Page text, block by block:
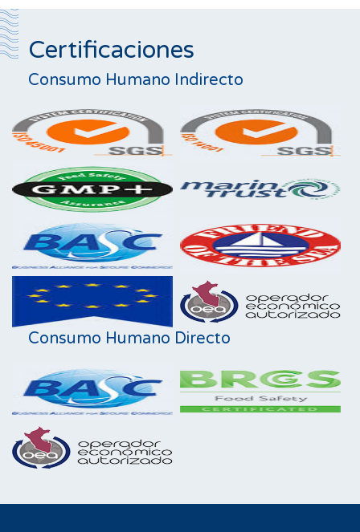
Certificaciones
Consumo Humano Indirecto
Consumo Humano Directo